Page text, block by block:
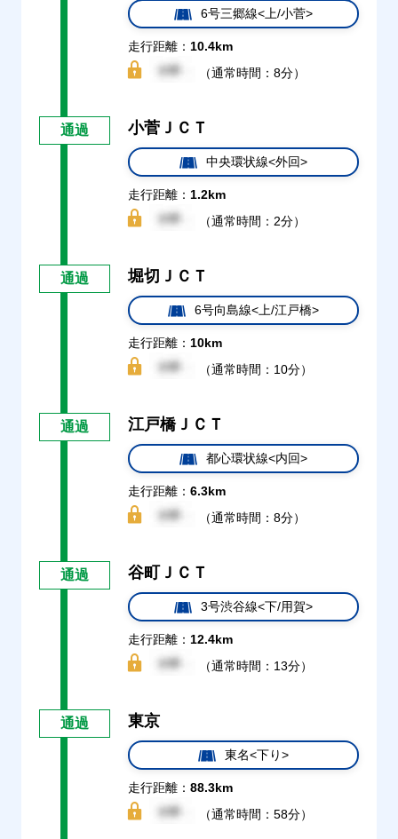
6号三郷線<上/小菅>
走行距離： 10.4km
（通常時間：8分）
通過 小菅ＪＣＴ
中央環状線<外回>
走行距離： 1.2km
（通常時間：2分）
通過 堀切ＪＣＴ
6号向島線<上/江戸橋>
走行距離： 10km
（通常時間：10分）
通過 江戸橋ＪＣＴ
都心環状線<内回>
走行距離： 6.3km
（通常時間：8分）
通過 谷町ＪＣＴ
3号渋谷線<下/用賀>
走行距離： 12.4km
（通常時間：13分）
通過 東京
東名<下り>
走行距離： 88.3km
（通常時間：58分）